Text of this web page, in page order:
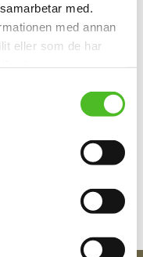
med.
med annan
eller som de har